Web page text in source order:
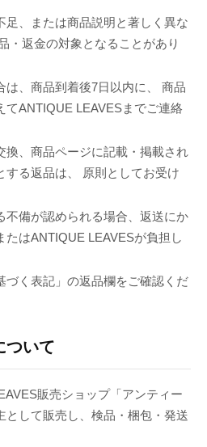
足、または商品説明と著しく異な
・返金の対象となることがあり
は、商品到着後7日以内に、 商品
てANTIQUE LEAVESまでご連絡
換、商品ページに記載・掲載され
する返品は、 原則としてお受け
不備が認められる場合、返送にか
たはANTIQUE LEAVESが負担し
づく表記」の返品欄をご確認くだ
ついて
販売ショップ「アンティー
として販売し、検品・梱包・発送